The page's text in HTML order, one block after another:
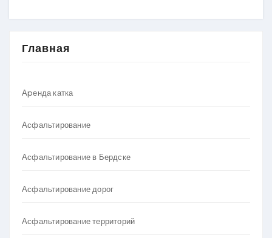
Главная
Аpенда катка
Асфальтирование
Асфальтирование в Бердске
Асфальтирование дорог
Асфальтирование территорий